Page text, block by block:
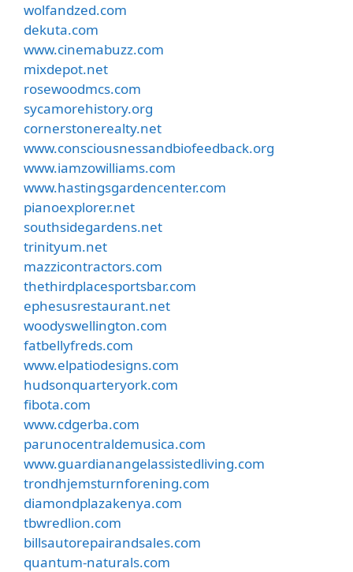
wolfandzed.com
dekuta.com
www.cinemabuzz.com
mixdepot.net
rosewoodmcs.com
sycamorehistory.org
cornerstonerealty.net
www.consciousnessandbiofeedback.org
www.iamzowilliams.com
www.hastingsgardencenter.com
pianoexplorer.net
southsidegardens.net
trinityum.net
mazzicontractors.com
thethirdplacesportsbar.com
ephesusrestaurant.net
woodyswellington.com
fatbellyfreds.com
www.elpatiodesigns.com
hudsonquarteryork.com
fibota.com
www.cdgerba.com
parunocentraldemusica.com
www.guardianangelassistedliving.com
trondhjemsturnforening.com
diamondplazakenya.com
tbwredlion.com
billsautorepairandsales.com
quantum-naturals.com